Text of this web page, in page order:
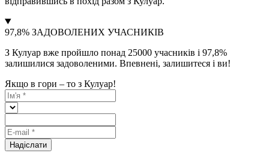
97,8% ЗАДОВОЛЕНИХ УЧАСНИКІВ
З Кулуар вже пройшло понад 25000 учасників і 97,8%
залишилися задоволеними. Впевнені, залишитеся і ви!
Якщо в гори – то з Кулуар!
Надіслати